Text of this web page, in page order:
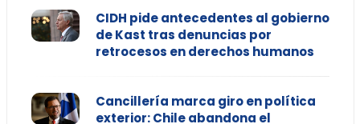
CIDH pide antecedentes al gobierno
de Kast tras denuncias por
retrocesos en derechos humanos
Cancillería marca giro en política
exterior: Chile abandona el